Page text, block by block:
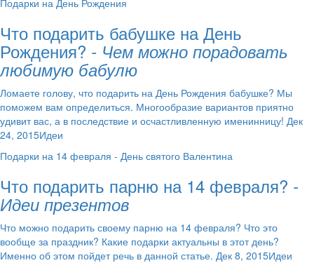
Что подарить бабушке на День
Рождения? - Чем можно порадовать
любимую бабулю
Ломаете голову, что подарить на День Рождения бабушке? Мы
поможем вам определиться. Многообразие вариантов приятно
удивит вас, а в последствие и осчастливленную именинницу! Дек
24, 2015Идеи
Подарки на 14 февраля - День святого Валентина
Что подарить парню на 14 февраля? -
Идеи презентов
Что можно подарить своему парню на 14 февраля? Что это
вообще за праздник? Какие подарки актуальны в этот день?
Именно об этом пойдет речь в данной статье. Дек 8, 2015Идеи